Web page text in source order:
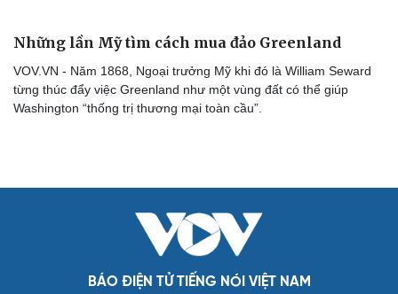
Những lần Mỹ tìm cách mua đảo Greenland
VOV.VN - Năm 1868, Ngoại trưởng Mỹ khi đó là William Seward
từng thúc đẩy việc Greenland như một vùng đất có thể giúp
Washington “thống trị thương mại toàn cầu”.
BÁO ĐIỆN TỬ TIẾNG NÓI VIỆT NAM